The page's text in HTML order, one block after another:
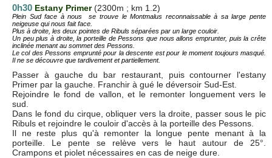
0h30 Estany Primer(2300m ; km 1.2)
Plein Sud face à nous se trouve le Montmalus reconnaissable à sa large pente
neigeuse qui nous fait face.
Plus à droite, les deux pointes de Ribuls séparées par un large couloir.
Un peu plus à droite, la porteille de Pessons que nous allons emprunter, puis la crête
inclinée menant au sommet des Pessons.
Le col des Pessons emprunté pour la descente est pour le moment toujours masqué.
Il ne se découvre que tardivement et partiellement.
Passer à gauche du bar restaurant, puis contourner l'estany
Primer par la gauche. Franchir à gué le déversoir Sud-Est.
Rejoindre le fond de vallon, et le remonter longuement vers le
sud.
Dans le fond du cirque, obliquer vers la droite, passer sous le pic
Ribuls et rejoindre le couloir d'accès à la porteille des Pessons.
Il ne reste plus qu'à remonter la longue pente menant à la
porteille. Le pente se relève vers le haut autour de 25°.
Crampons et piolet nécessaires en cas de neige dure.